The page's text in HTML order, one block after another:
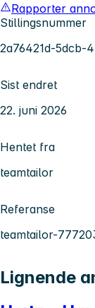
Rapporter
Stillingsnummer
2a76421d-5dcb-
Sist endret
22. juni 2026
Hentet fra
teamtailor
Referanse
teamtailor-
Lignende